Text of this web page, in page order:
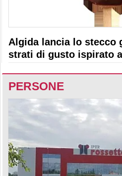
Algida lancia lo stecco
strati di gusto ispirato
PERSONE